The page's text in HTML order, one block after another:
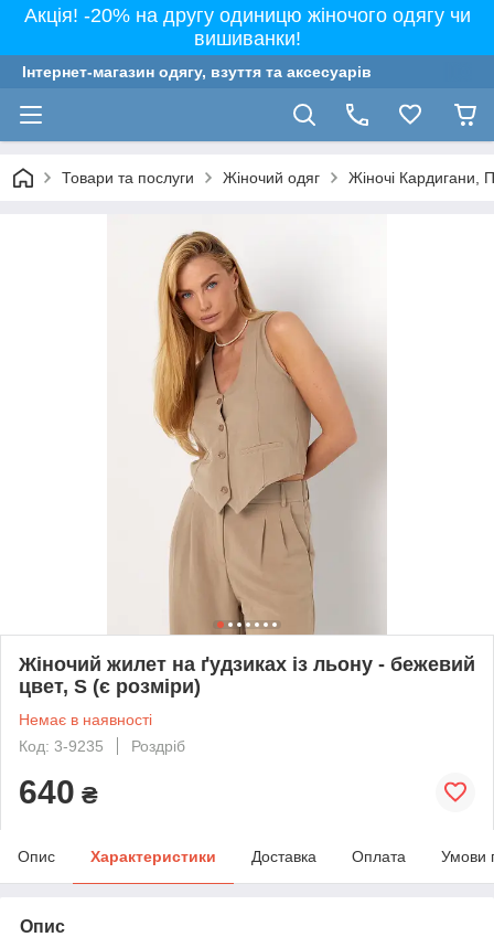
Акція! -20% на другу одиницю жіночого одягу чи
вишиванки!
Інтернет-магазин одягу, взуття та аксесуарів
Товари та послуги Жіночий одяг Жіночі Кардигани,
Жіночий жилет на ґудзиках із льону - бежевий
цвет, S (є розміри)
Немає в наявності
Код: 3-9235
Роздріб
640 ₴
Опис Характеристики Доставка Оплата Умови
Опис